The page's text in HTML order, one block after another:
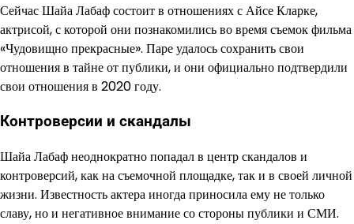
Сейчас Шайа Лабаф состоит в отношениях с Айсе Кларке,
актрисой, с которой они познакомились во время съемок фильма
«Чудовищно прекрасные». Паре удалось сохранить свои
отношения в тайне от публики, и они официально подтвердили
свои отношения в 2020 году.
Контроверсии и скандалы
Шайа Лабаф неоднократно попадал в центр скандалов и
контроверсий, как на съемочной площадке, так и в своей личной
жизни. Известность актера иногда приносила ему не только
славу, но и негативное внимание со стороны публики и СМИ.